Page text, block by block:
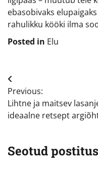
ebasobivaks
rahulikku kööki ilma
Posted in Elu
Navigeerimine
Previous:
Lihtne ja maitsev
ideaalne retsept
Seotud